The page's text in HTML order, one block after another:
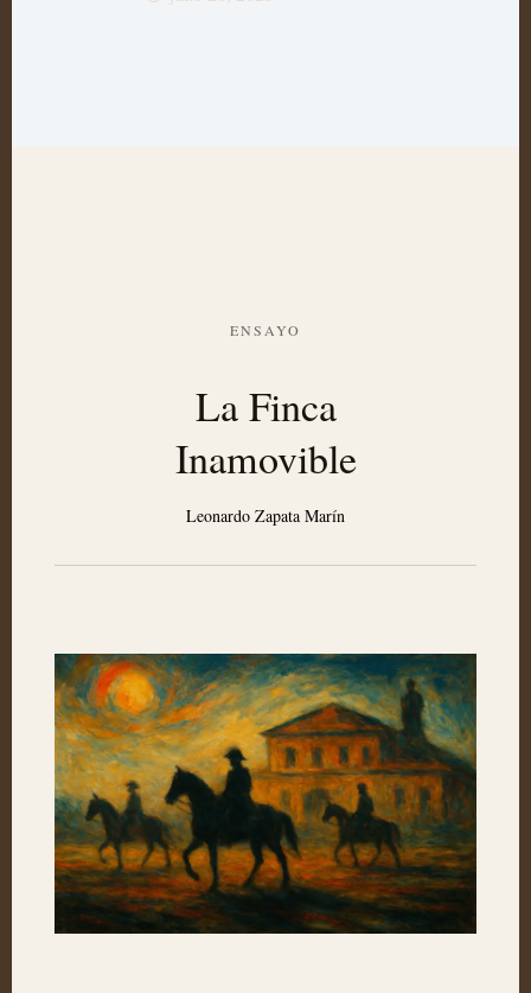
ENSAYO
La Finca
Inamovible
Leonardo Zapata Marín